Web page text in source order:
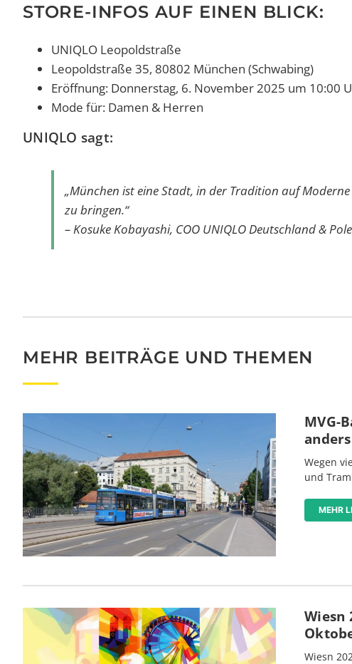
STORE-INFOS AUF EINEN BLICK:
UNIQLO Leopoldstraße
Leopoldstraße 35, 80802 München (Schwabing)
Eröffnung: Donnerstag, 6. November 2025 um 10:00
Mode für: Damen & Herren
UNIQLO sagt:
„München ist eine Stadt, in der Tradition auf
zu bringen.“
– Kosuke Kobayashi, COO UNIQLO Deutschland &
MEHR BEITRÄGE UND THEMEN
MVG-
anders
Wegen
und
MEHR
Wiesn
Wiesn